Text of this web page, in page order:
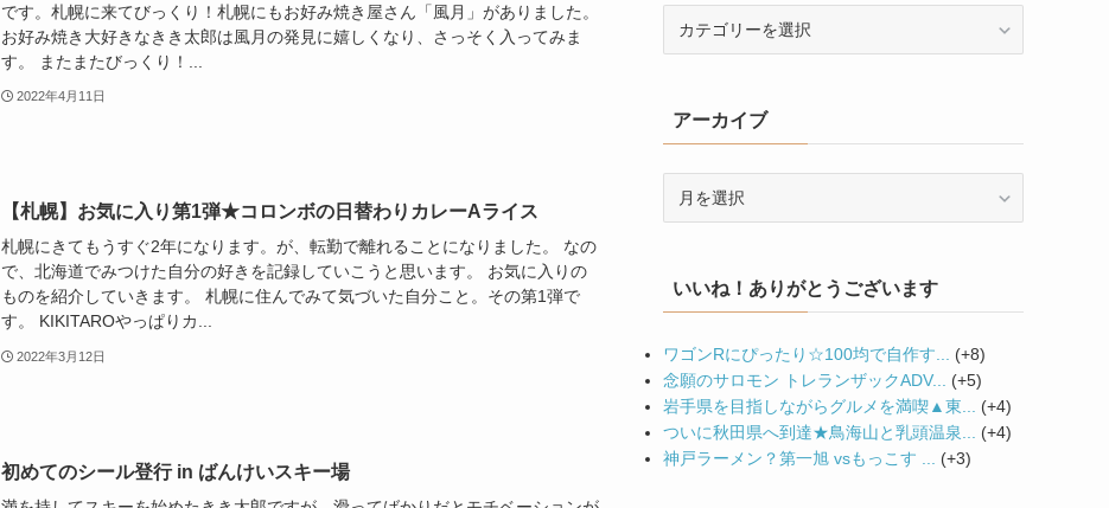
です。札幌に来てびっくり！札幌にもお好み焼き屋さん「風月」がありました。
お好み焼き大好きなきき太郎は風月の発見に嬉しくなり、さっそく入ってみま
す。 またまたびっくり！...
2022年4月11日
【札幌】お気に入り第1弾★コロンボの日替わりカレーAライス
札幌にきてもうすぐ2年になります。が、転勤で離れることになりました。 なの
で、北海道でみつけた自分の好きを記録していこうと思います。 お気に入りの
ものを紹介していきます。 札幌に住んでみて気づいた自分こと。その第1弾で
す。 KIKITAROやっぱりカ...
2022年3月12日
初めてのシール登行 in ばんけいスキー場
ーアーカイブ
ブいいね！ありがとうございます
ワゴンRにぴったり☆100均で自作す...
+8
念願のサロモン トレランザックADV...
+5
岩手県を目指しながらグルメを満喫▲東...
+4
ついに秋田県へ到達★鳥海山と乳頭温泉...
+4
神戸ラーメン？第一旭 vsもっこす ...
+3